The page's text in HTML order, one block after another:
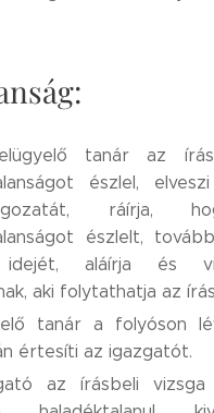
tanár az
észlel,
ráírja,
észlelt,
idejét, aláírja és
aki folytathatja az
tanár a folyóson
értesíti az igazgatót.
az írásbeli vizsga